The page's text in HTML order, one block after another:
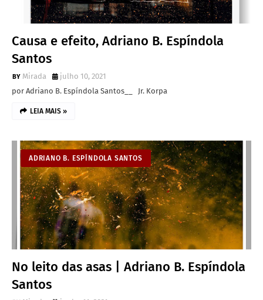
Causa e efeito, Adriano B. Espíndola
Santos
Mirada
julho 10, 2021
por Adriano B. Espíndola Santos__ Jr. Korpa
LEIA MAIS »
ADRIANO B. ESPÍNDOLA SANTOS
No leito das asas | Adriano B. Espíndola
Santos